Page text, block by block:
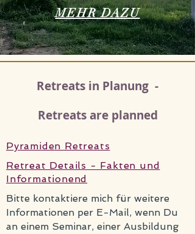
MEHR DAZU
Retreats in Planung -
Retreats are planned
Pyramiden Retreats
Retreat Details - Fakten und
Informationend
Bitte kontaktiere mich für weitere
Informationen per E-Mail, wenn Du
an einem Seminar, einer Ausbildung